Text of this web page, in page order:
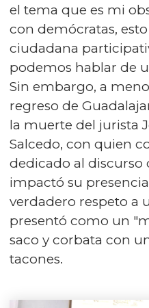
el tema que es mi
con demócratas,
ciudadana
podemos hablar de
Sin embargo, a
regreso de
la muerte del jurista
Salcedo, con quien
dedicado al discurso
impactó su
verdadero respeto a
presentó como un
saco y corbata con
tacones.